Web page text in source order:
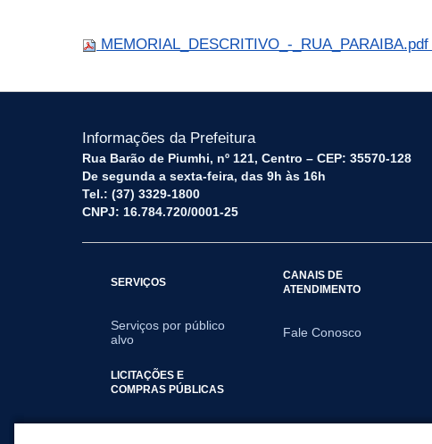
MEMORIAL_DESCRITIVO_-_RUA_PARAIBA.pdf
Informações da Prefeitura
Rua Barão de Piumhi, nº 121, Centro – CEP: 35570-128
De segunda a sexta-feira, das 9h às 16h
Tel.: (37) 3329-1800
CNPJ: 16.784.720/0001-25
SERVIÇOS
Serviços por público
alvo
CANAIS DE
ATENDIMENTO
Fale Conosco
LICITAÇÕES E
COMPRAS PÚBLICAS